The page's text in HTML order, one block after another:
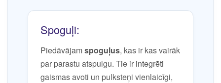
Spoguļi:
Piedāvājamspoguļus, kas ir kas vairāk
par parastu atspulgu. Tie ir integrēti
gaismas avoti un pulksteņi vienlaicīgi,